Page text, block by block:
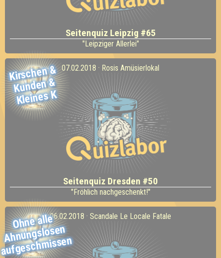
Seitenquiz Leipzig #65
"Leipziger Allerlei"
Kirschen
&
Kunden
&
Kleines K
07.02.2018 · Rosis Amüsierlokal
Seitenquiz Dresden #50
"Fröhlich nachgeschenkt!"
Ohne alle
Ahnungslosen
aufgesch
missen
06.02.2018 · Scandale Le Locale Fatale